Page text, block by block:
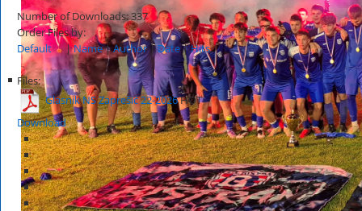
Number of Downloads: 337
Order Files by:
Default
|Name|Author|Date|Hits
Files:
Glasnik NS Zaprešić 22-2026HOT
Download